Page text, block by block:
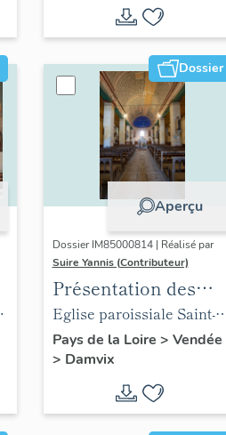
Dossier
Aperçu
Dossier IM85000814 | Réalisé par
Suire Yannis (Contributeur)
Présentation des
objets mobiliers de
l'église de Damvix
Eglise paroissiale Saint-
Guy de Damvix
Pays de la Loire > Vendée
> Damvix